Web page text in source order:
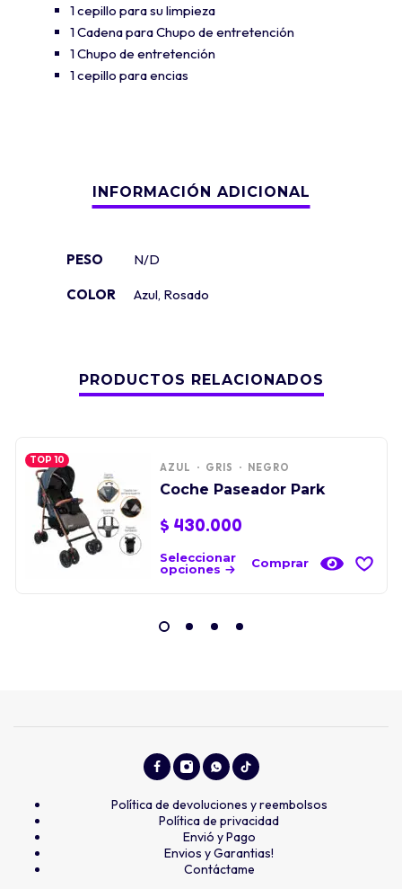
1 cepillo para su limpieza
1 Cadena para Chupo de entretención
1 Chupo de entretención
1 cepillo para encias
PESO N/D
COLOR Azul, Rosado
PRODUCTOS RELACIONADOS
TOP 10
AZUL GRIS NEGRO
Coche Paseador Park
$ 430.000
Seleccionar
opciones
Comprar
Política de devoluciones y reembolsos
Política de privacidad
Envió y Pago
Envios y Garantias!
Contáctame